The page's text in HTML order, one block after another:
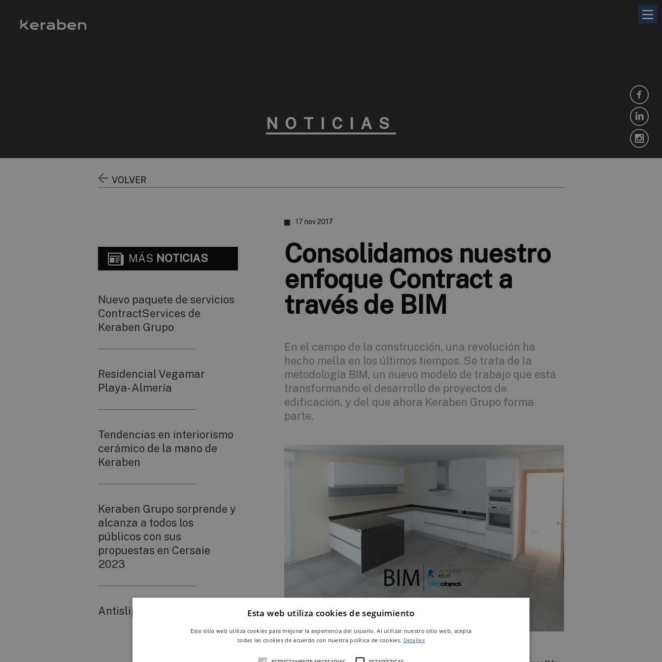
NOTICIAS
VOLVER
17 nov 2017
Consolidamos nuestro
enfoque Contract a
través de BIM
En el campo de la construcción, una revolución ha
hecho mella en los últimos tiempos. Se trata de la
metodología BIM, un nuevo modelo de trabajo que está
transformando el desarrollo de proyectos de
edificación, y del que ahora Keraben Grupo forma
parte.
MÁS NOTICIAS
Nuevo paquete de servicios
ContractServices de
Keraben Grupo
Residencial Vegamar
Playa- Almería
Tendencias en interiorismo
cerámico de la mano de
Keraben
Keraben Grupo sorprende y
alcanza a todos los
públicos con sus
propuestas en Cersaie
2023
Antislip Shoeless... PLUS! Esta web utiliza cookies de seguimiento
Este sitio web utiliza cookies para mejorar la experiencia del usuario. Al utilizar nuestro sitio web, acepta
todas las cookies de acuerdo con nuestra política de cookies. Detalles